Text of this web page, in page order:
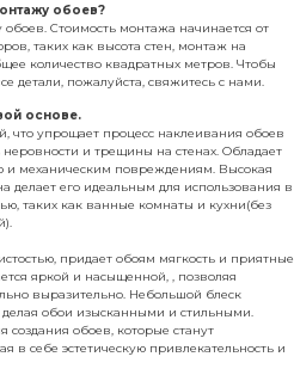
обоев?
Стоимость монтажа начинается от
таких как высота стен, монтаж на
количество квадратных метров. Чтобы
детали, пожалуйста, свяжитесь с нами.
основе.
что упрощает процесс наклеивания обоев
и трещины на стенах. Обладает
и механическим повреждениям. Высокая
делает его идеальным для использования в
таких как ванные комнаты и кухни(без
придает обоям мягкость и приятные
яркой и насыщенной, , позволяя
выразительно. Небольшой блеск
делая обои изысканными и стильными.
создания обоев, которые станут
в себе эстетическую привлекательность и